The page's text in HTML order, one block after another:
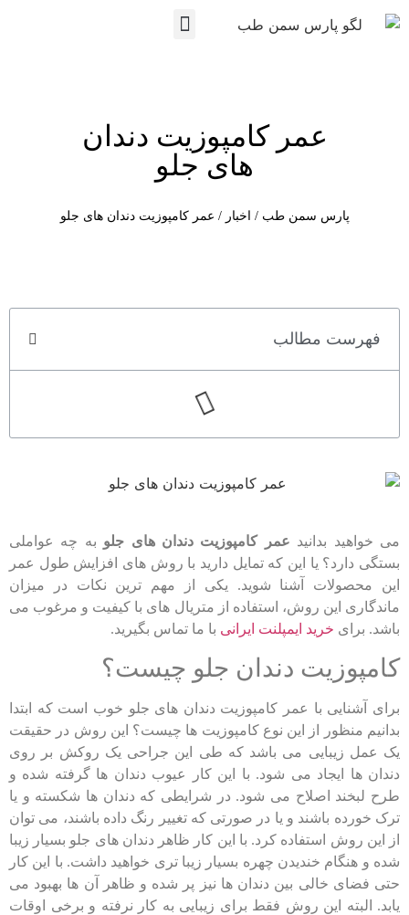
عمر کامپوزیت دندان
های جلو
پارس سمن طب / اخبار / عمر کامپوزیت دندان های جلو
فهرست مطالب
می خواهید بدانید عمر کامپوزیت دندان های جلو به چه عواملی
بستگی دارد؟ یا این که تمایل دارید با روش های افزایش طول عمر
این محصولات آشنا شوید. یکی از مهم ترین نکات در میزان
ماندگاری این روش، استفاده از متریال های با کیفیت و مرغوب می
باشد. برای خرید ایمپلنت ایرانی با ما تماس بگیرید.
کامپوزیت دندان جلو چیست؟
برای آشنایی با عمر کامپوزیت دندان های جلو خوب است که ابتدا
بدانیم منظور از این نوع کامپوزیت ها چیست؟ این روش در حقیقت
یک عمل زیبایی می باشد که طی این جراحی یک روکش بر روی
دندان ها ایجاد می شود. با این کار عیوب دندان ها گرفته شده و
طرح لبخند اصلاح می شود. در شرایطی که دندان ها شکسته و یا
ترک خورده باشند و یا در صورتی که تغییر رنگ داده باشند، می توان
از این روش استفاده کرد. با این کار ظاهر دندان های جلو بسیار زیبا
شده و هنگام خندیدن چهره بسیار زیبا تری خواهید داشت. با این کار
حتی فضای خالی بین دندان ها نیز پر شده و ظاهر آن ها بهبود می
یابد. البته این روش فقط برای زیبایی به کار نرفته و برخی اوقات